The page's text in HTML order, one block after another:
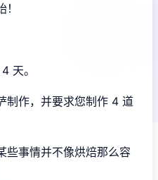
天。
制作，并要求您制作 4 道
些事情并不像烘焙那么容